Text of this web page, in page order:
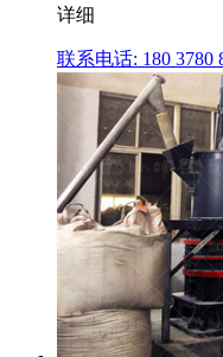
详细
联系电话: 180 3780